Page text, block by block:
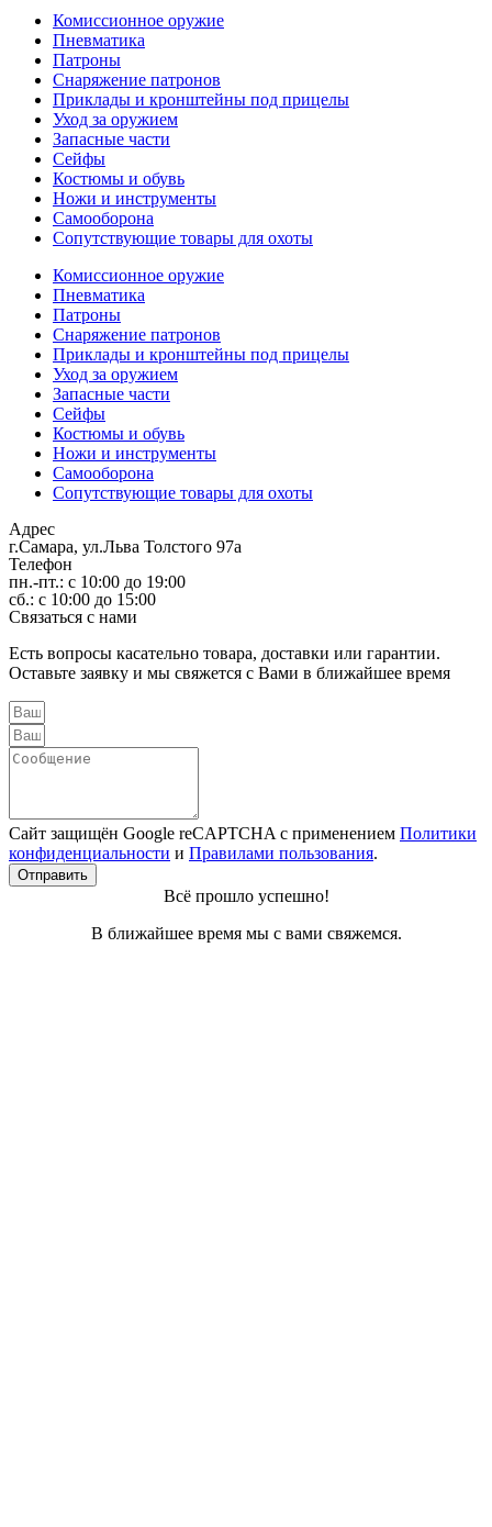
Комиссионное оружие
Пневматика
Патроны
Снаряжение патронов
Приклады и кронштейны под прицелы
Уход за оружием
Запасные части
Сейфы
Костюмы и обувь
Ножи и инструменты
Самооборона
Сопутствующие товары для охоты
Комиссионное оружие
Пневматика
Патроны
Снаряжение патронов
Приклады и кронштейны под прицелы
Уход за оружием
Запасные части
Сейфы
Костюмы и обувь
Ножи и инструменты
Самооборона
Сопутствующие товары для охоты
Адрес
г.Самара, ул.Льва Толстого 97а
Телефон
пн.-пт.: с 10:00 до 19:00
сб.: с 10:00 до 15:00
Связаться с нами
Есть вопросы касательно товара, доставки или гарантии.
Оставьте заявку и мы свяжется с Вами в ближайшее время
Сайт защищён Google reCAPTCHA с применением Политики
конфиденциальности и Правилами пользования.
Отправить
Всё прошло успешно!
В ближайшее время мы с вами свяжемся.